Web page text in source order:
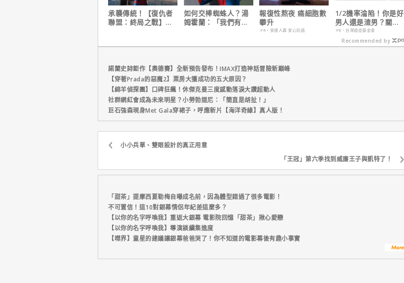
承襲傳統！【復仇者
聯盟：終局之戰】導
如何交棒蜘蛛人？湯
姆霍蘭：「我們有一
報復性熬夜 癌細胞數
攀升
PR・安達人壽 安心抗癌
1/2機率淪陷！你是好
男人還是渣男？關鍵
在這
PR・台灣癌症基金會
Recommended by
諾蘭史詩鉅作【奧德賽】全新預告發布！IMAX打造神話冒險新巔峰
【穿著Prada的惡魔2】票房大獲成功的五大原因？
【綿羊偵探團】口碑狂飆！休傑克曼三度感動落淚大讚超動人
社群網紅會成為未來明星？小勞勃道尼：「簡直是胡扯！」
巨石強森現身Met Gala穿裙子，呼應新片【海洋奇緣】真人版！
小小兵單、雙眼設計的真正用意
「王冠」第六季找到威廉王子與凱特了！
「甜茶」提摩西夏勒梅自曝成名前，因為體型錯過了很多電影！
不可置信！這10對銀幕情侶年紀差這麼多？
【以你的名字呼喚我】重返大銀幕 電影院回憶「甜茶」揪心愛戀
【以你的名字呼喚我】導演談續集進度
【噤界】童星的建議讓銀幕爸爸哭了！你不知道的電影幕後有趣小事實